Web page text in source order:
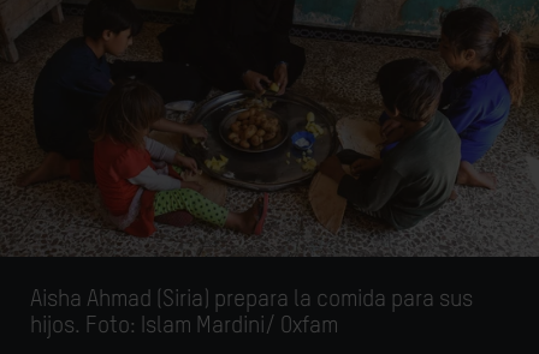
Aisha Ahmad (Siria) prepara la comida para sus
hijos. Foto: Islam Mardini/ Oxfam